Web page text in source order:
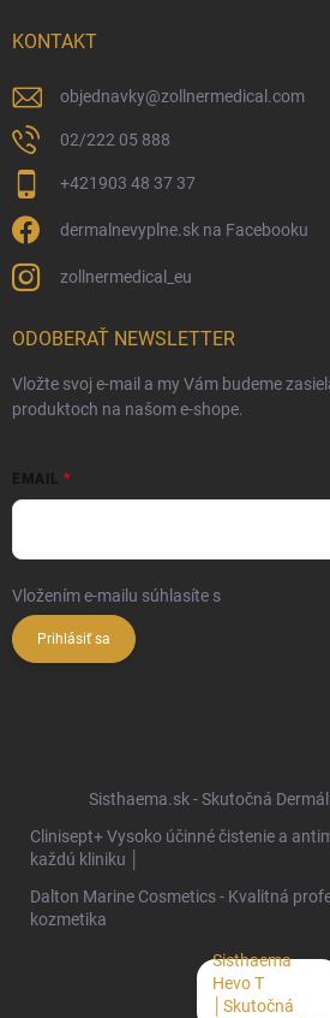
KONTAKT
objednavky@zollnermedical.com
02/222 05 888
+421903 48 37 37
dermalnevyplne.sk na Facebooku
zollnermedical_eu
ODOBERAŤ NEWSLETTER
Vložte svoj e-mail a my Vám budeme
produktoch na našom e-shope.
EMAIL
Vložením e-mailu súhlasíte s
Prihlásiť sa
Sisthaema.sk - Skutočná
Clinisept+ Vysoko účinné čistenie a
každú kliniku │
Dalton Marine Cosmetics - Kvalitná
kozmetika
Sisthaema
Hevo T
│Skutočná